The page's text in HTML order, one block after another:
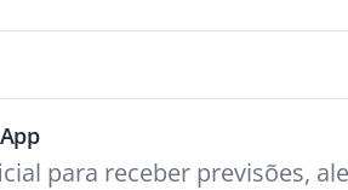
para receber previsões,